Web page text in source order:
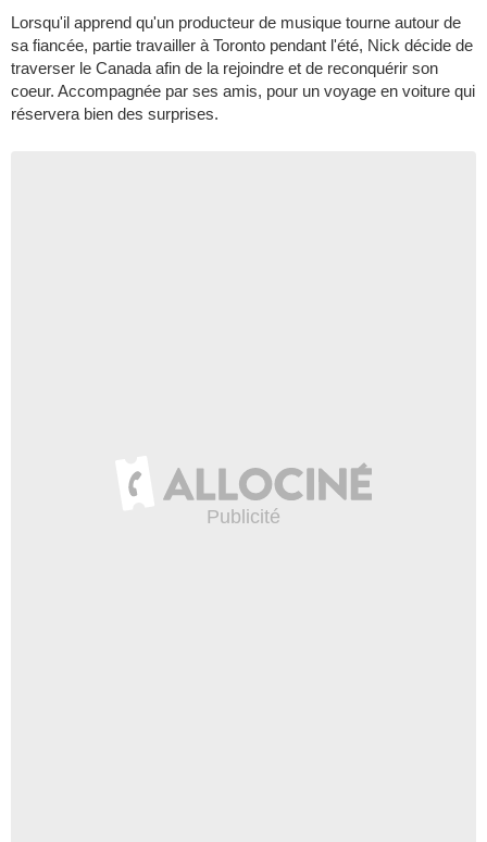
Lorsqu'il apprend qu'un producteur de musique tourne autour de
sa fiancée, partie travailler à Toronto pendant l'été, Nick décide de
traverser le Canada afin de la rejoindre et de reconquérir son
coeur. Accompagnée par ses amis, pour un voyage en voiture qui
réservera bien des surprises.